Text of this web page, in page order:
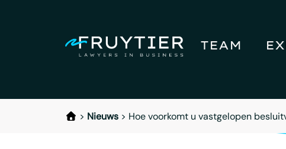
TEAM
> Nieuws> Hoe voorkomt u vastgelopen